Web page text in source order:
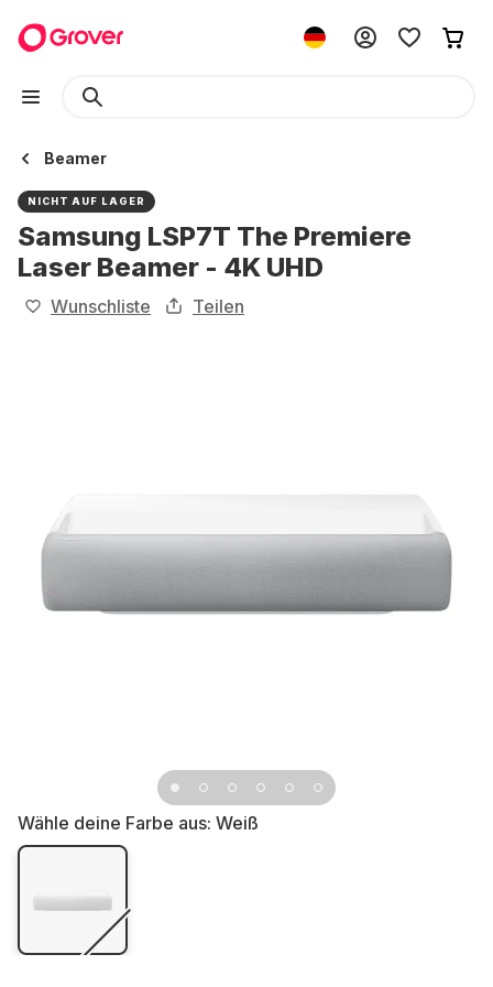
Beamer
NICHT AUF LAGER
Samsung LSP7T The Premiere
Laser Beamer - 4K UHD
Wunschliste Teilen
Wähle deine Farbe aus: Weiß